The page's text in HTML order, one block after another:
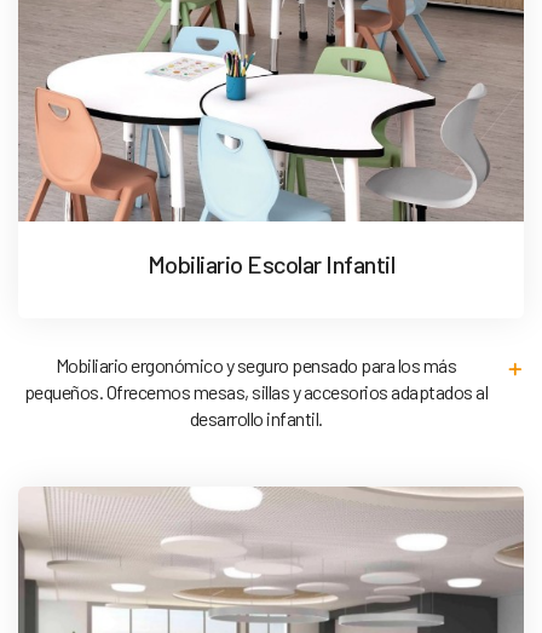
Mobiliario Escolar Infantil
Mobiliario ergonómico y seguro pensado para los más
pequeños. Ofrecemos mesas, sillas y accesorios adaptados al
desarrollo infantil.